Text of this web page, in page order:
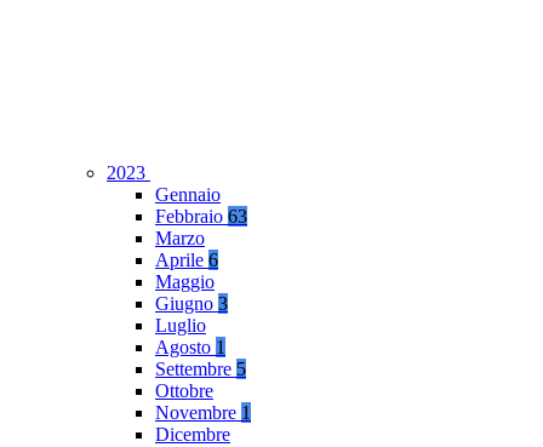
2023
Gennaio
Febbraio 63
Marzo
Aprile 6
Maggio
Giugno 3
Luglio
Agosto 1
Settembre 5
Ottobre
Novembre 1
Dicembre